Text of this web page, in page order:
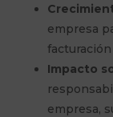
empresa
Impacto
empresa,